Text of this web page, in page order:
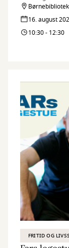
Kulturskole
timer på
16. august
10:30 - 12:30
FRITID OG